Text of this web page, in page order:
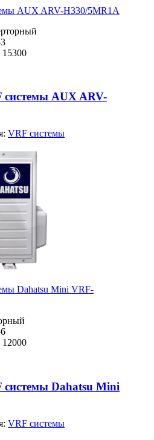
AUX ARV-H330/5MR1A
15300
AUX ARV-
VRF системы
Dahatsu Mini VRF-
12000
Dahatsu Mini
VRF системы